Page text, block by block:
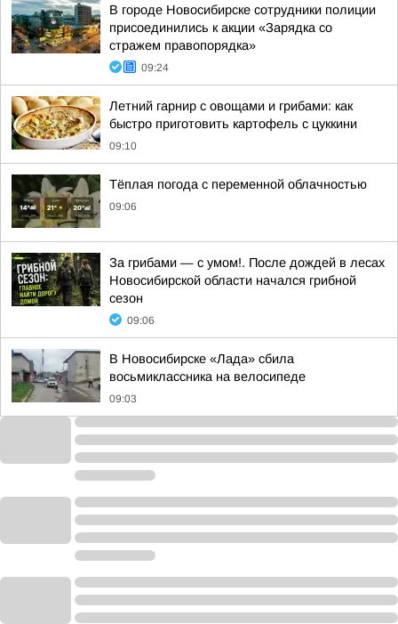
В городе Новосибирске сотрудники полиции
присоединились к акции «Зарядка со
стражем правопорядка»
09:24
Летний гарнир с овощами и грибами: как
быстро приготовить картофель с цуккини
09:10
Тёплая погода с переменной облачностью
09:06
За грибами — с умом!. После дождей в лесах
Новосибирской области начался грибной
сезон
09:06
В Новосибирске «Лада» сбила
восьмиклассника на велосипеде
09:03